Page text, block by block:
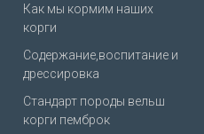
Как мы кормим наших
корги
Содержание,воспитание и
дрессировка
Стандарт породы вельш
корги пемброк